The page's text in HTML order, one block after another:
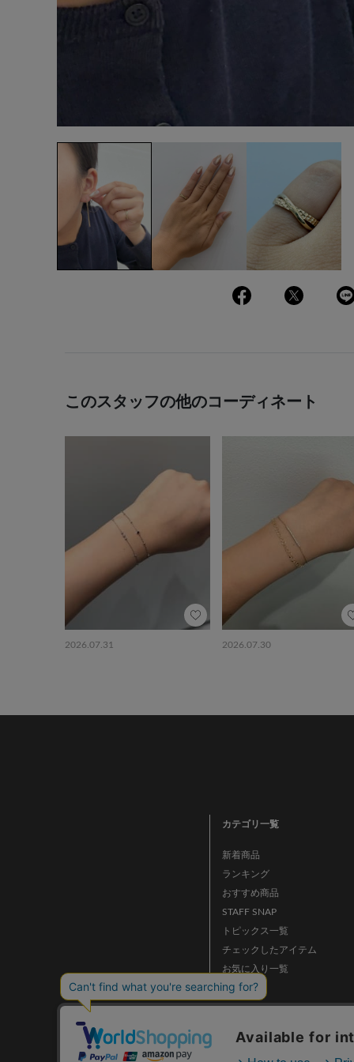
このスタッフの他のコーディネート
2026.07.31 2026.07.30
カテゴリ一覧
新着商品
ランキング
おすすめ商品
STAFF SNAP
トピックス一覧
チェックしたアイテム
お気に入り一覧
ニュース